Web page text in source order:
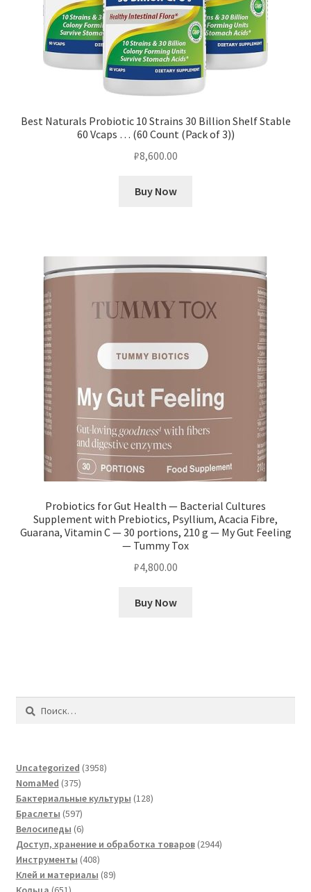
Best Naturals Probiotic 10 Strains 30 Billion Shelf Stable
60 Vcaps … (60 Count (Pack of 3))
₽8,600.00
Buy Now
Probiotics for Gut Health — Bacterial Cultures
Supplement with Prebiotics, Psyllium, Acacia Fibre,
Guarana, Vitamin C — 30 portions, 210 g — My Gut Feeling
— Tummy Tox
₽4,800.00
Buy Now
Найти:
Uncategorized 39583958
NomaMed 375375
товаров
Бактериальные культуры 128128
Браслеты 597597
товаров
Велосипеды 66
товаров
Доступ, хранение и обработка товаров 29442944
Инструменты 408408
товаров
Клей и материалы 8989
651